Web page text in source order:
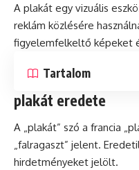
A plakát egy vizuális
reklám közlésére
figyelemfelkeltő képeket
Tartalom
plakát eredete
A „plakát” szó a francia
„falragaszt” jelent.
hirdetményeket jelölt.